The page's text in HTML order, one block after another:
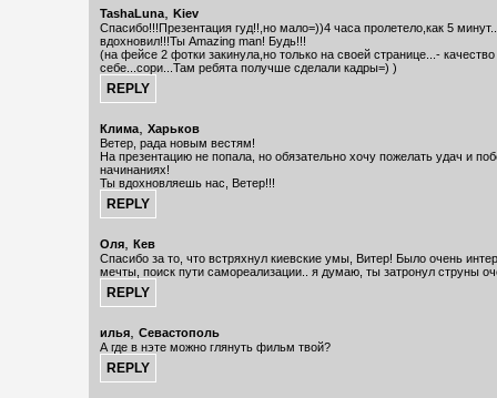
TashaLuna, Kiev
Спасибо!!!Презентация гуд!!,но мало=))4 часа пролетело,как 5
вдохновил!!!Ты Amazing man! Будь!!!
(на фейсе 2 фотки закинула,но только на своей странице...- качество
себе...сори...Там ребята получше сделали кадры=) )
Клима, Харьков
Ветер, рада новым вестям!
На презентацию не попала, но обязательно хочу пожелать удач и
начинаниях!
Ты вдохновляешь нас, Ветер!!!
Оля, Кев
Спасибо за то, что встряхнул киевские умы, Витер! Было очень
мечты, поиск пути самореализации.. я думаю, ты затронул струны
илья, Севастополь
А где в нэте можно глянуть фильм твой?